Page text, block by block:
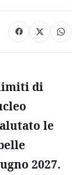
limiti di
le
2027.